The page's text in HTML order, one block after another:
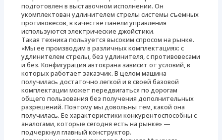
подготовлен в выставочном исполнении. Он
укомплектован удлинителем стрелы системы съемных
противовесов, в качестве панели управления
используются электрические джойстики.
Такая техника пользуется высоким спросом на рынке.
«Мы ее производим в различных комплектациях: с
удлинителем стрелы, без удлинителя, с противовесами
и без. Конфигурация автокрана зависит от условий, в
которых работает заказчик. В целом машина
получилась достаточно легкой и в своей базовой
комплектации может передвигаться по дорогам
общего пользования без получения дополнительных
разрешений. Поэтому мы довольны тем, какой она
получилась. Ее характеристики конкурентоспособны с
аналогами, которые сегодня есть на рынке» —
подчеркнул главный конструктор.